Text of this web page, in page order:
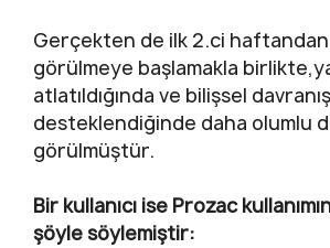
Gerçekten de ilk 2.ci
görülmeye başlamakla
atlatıldığında ve bilişsel
desteklendiğinde daha olumlu
görülmüştür.
Bir kullanıcı ise Prozac
şöyle söylemiştir: